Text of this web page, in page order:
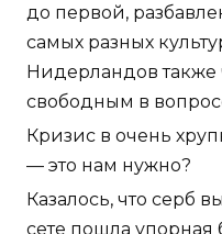
до первой,
самых разных
Нидерландов также
свободным в
Кризис в очень
— это нам нужно?
Казалось, что серб
сете пошла упорная